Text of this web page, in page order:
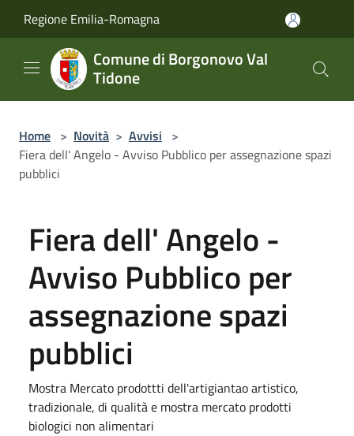
Regione Emilia-Romagna
Comune di Borgonovo Val
Tidone
Home > Novità > Avvisi >
Fiera dell' Angelo - Avviso Pubblico per assegnazione spazi
pubblici
Fiera dell' Angelo -
Avviso Pubblico per
assegnazione spazi
pubblici
Mostra Mercato prodottti dell'artigiantao artistico,
tradizionale, di qualità e mostra mercato prodotti
biologici non alimentari